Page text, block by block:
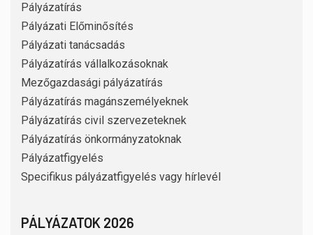
Pályázatírás
Pályázati Előminősítés
Pályázati tanácsadás
Pályázatírás vállalkozásoknak
Mezőgazdasági pályázatírás
Pályázatírás magánszemélyeknek
Pályázatírás civil szervezeteknek
Pályázatírás önkormányzatoknak
Pályázatfigyelés
Specifikus pályázatfigyelés vagy hírlevél
PÁLYÁZATOK 2026